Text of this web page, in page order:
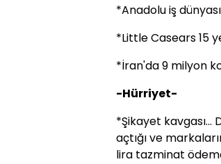
*Anadolu iş
*Little Casears 15
*İran'da 9 milyon
-Hürriyet-
*Şikayet
açtığı ve
lira tazminat